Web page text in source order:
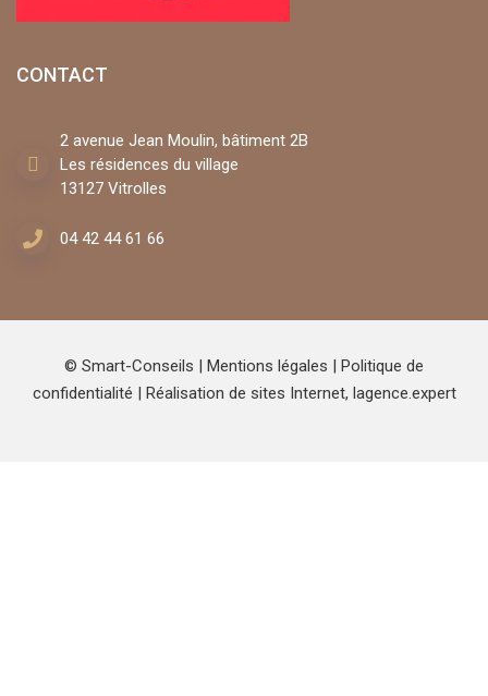
CONTACT
2 avenue Jean Moulin, bâtiment 2B
Les résidences du village
13127 Vitrolles
04 42 44 61 66
© Smart-Conseils | Mentions légales | Politique de
confidentialité | Réalisation de sites Internet, lagence.expert